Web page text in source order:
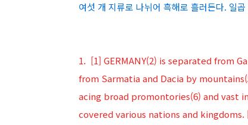
여섯 개 지류로 나뉘어 흑해로 흘러든다. 일
1. [1] GERMANY(2) is separated from
from Sarmatia and Dacia by
acing broad promontories(6) and vast
covered various nations and